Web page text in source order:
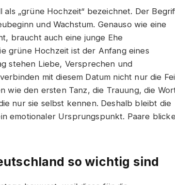
„grüne Hochzeit“ bezeichnet. Der
und Wachstum. Genauso wie eine
braucht auch eine junge Ehe
grüne Hochzeit ist der Anfang eines
stehen Liebe, Versprechen und
mit diesem Datum nicht nur die
wie den ersten Tanz, die Trauung, die
nur sie selbst kennen. Deshalb bleibt die
emotionaler Ursprungspunkt. Paare
so wichtig sind